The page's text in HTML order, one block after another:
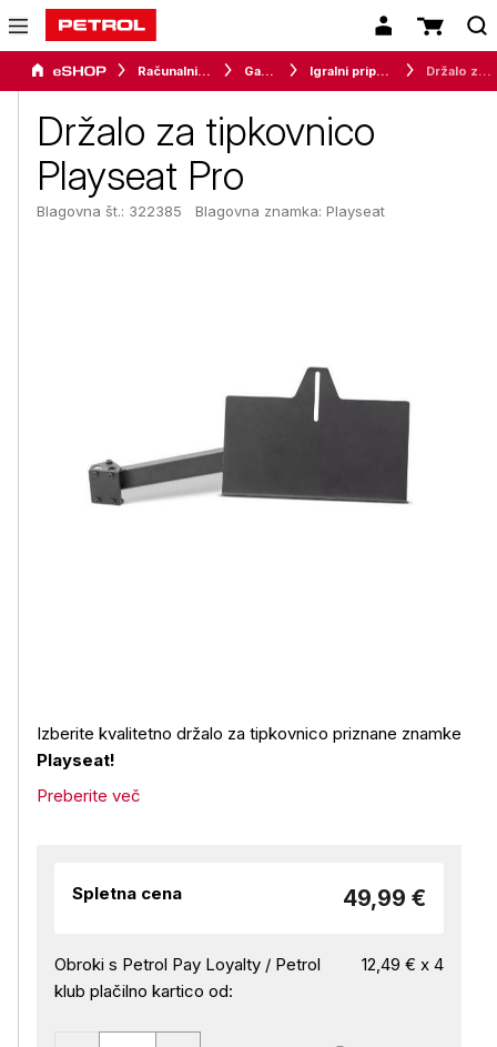
Računalništvo Gaming Igralni pripomočki
Držalo za tipkovnico
Playseat Pro
Blagovna št.: 322385 Blagovna znamka: Playseat
Izberite kvalitetno držalo za tipkovnico priznane znamke
Playseat!
Preberite več
Spletna cena 49,99 €
Obroki s Petrol Pay Loyalty / Petrol
klub plačilno kartico od:
12,49 € x 4